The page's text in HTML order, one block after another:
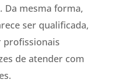
Da mesma forma,
ser qualificada,
profissionais
de atender com